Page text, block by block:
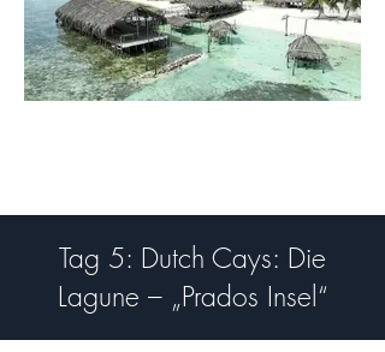
Tag 5: Dutch Cays: Die
Lagune – „Prados Insel“